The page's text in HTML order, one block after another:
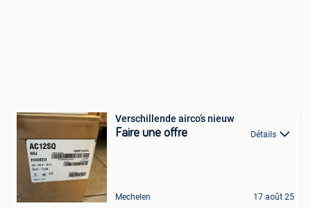
Verschillende airco’s nieuw
Faire une offre Détails
Mechelen 17 août 25